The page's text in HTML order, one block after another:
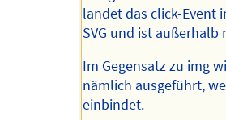
landet das click-Event
SVG und ist außerhalb
Im Gegensatz zu img
nämlich ausgeführt,
einbindet.